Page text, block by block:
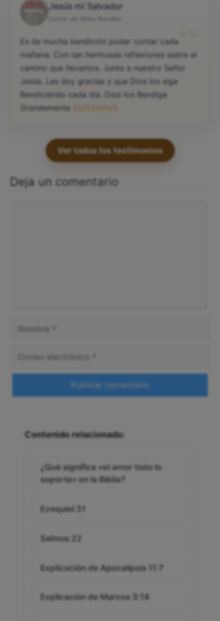
Jesús mí Salvador
“
Es de mucha bendición poder contar cada
mañana. Con tan hermosas reflexiones sobre el
camino que llevamos. Junto a nuestro Señor
Jesús. Les doy gracias y que Dios los siga
Bendiciéndo cada día. Dios los Bendiga
Grandemente
Ver todos los testimonios
Deja un comentario
Contenido relacionado:
¿Qué significa «el amor todo lo
soporta» en la Biblia?
Ezequiel 31
Salmos 22
Explicación de Apocalipsis 11:7
Explicación de Marcos 3:14